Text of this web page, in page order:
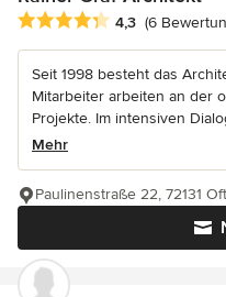
Durchschnittliche
4,3 (6
Seit 1998 besteht das
Mitarbeiter arbeiten an der
Projekte. Im intensiven
Mehr
Paulinenstraße 22, 72131